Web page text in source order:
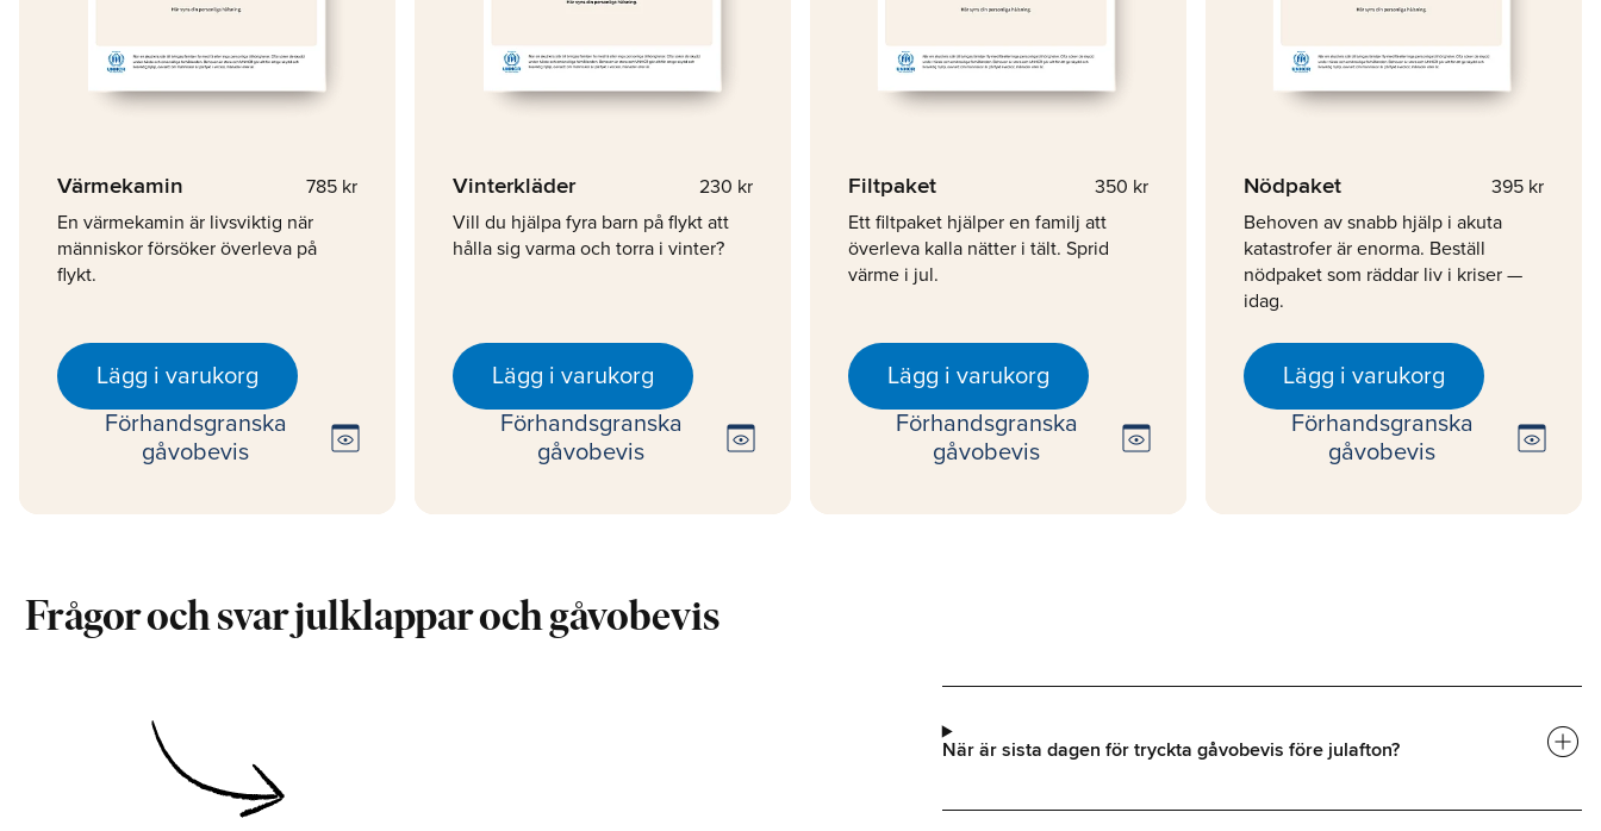
Värmekamin
785 kr
En värmekamin är livsviktig när
människor försöker överleva på
flykt.
Lägg i varukorg
Förhandsgranska
gåvobevis
preview
Vinterkläder
230 kr
Vill du hjälpa fyra barn på flykt att
hålla sig varma och torra i vinter?
Lägg i varukorg
Förhandsgranska
gåvobevis
preview
Filtpaket
350 kr
Ett filtpaket hjälper en familj att
överleva kalla nätter i tält. Sprid
värme i jul.
Lägg i varukorg
Förhandsgranska
gåvobevis
preview
Nödpaket
395 kr
Behoven av snabb hjälp i akuta
katastrofer är enorma. Beställ
nödpaket som räddar liv i kriser —
idag.
Lägg i varukorg
Förhandsgranska
gåvobevis
preview
Frågor och svar julklappar och gåvobevis
När är sista dagen för tryckta gåvobevis före julafton? add_circle